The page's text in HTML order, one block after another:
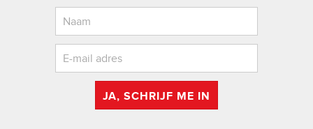
JA, SCHRIJF ME IN